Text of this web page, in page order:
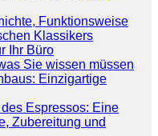
Funktionsweise
Klassikers
Ihr Büro
Sie wissen müssen
Einzigartige
Espressos: Eine
Zubereitung und